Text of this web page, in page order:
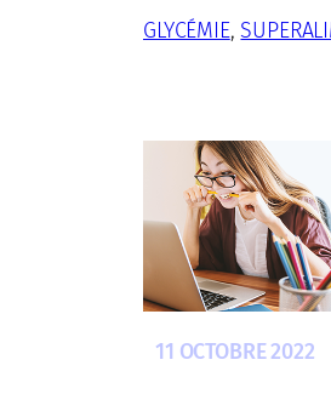
GLYCÉMIE,
11 OCTOBRE 2022